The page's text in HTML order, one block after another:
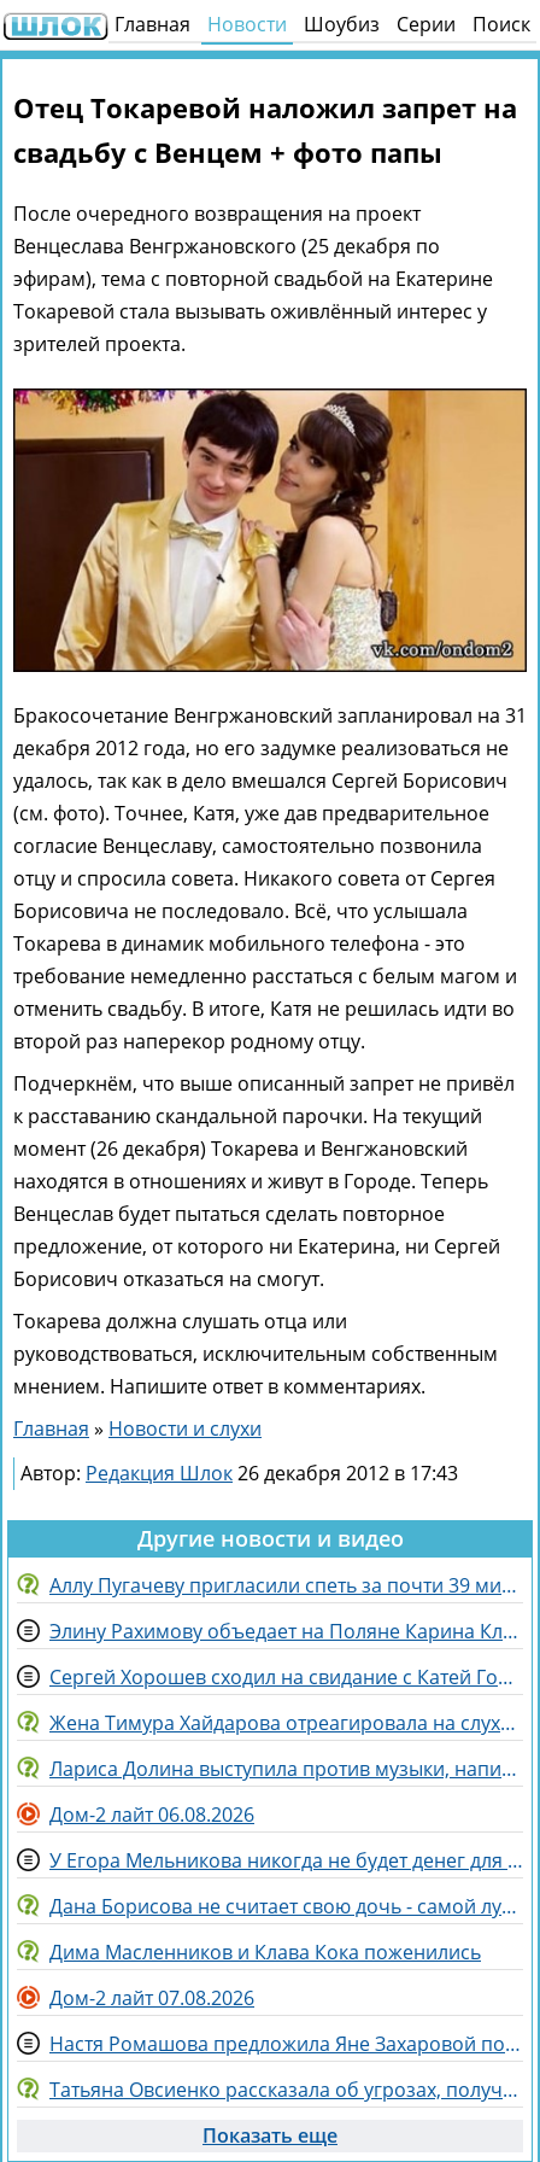
Главная Новости Шоубиз Серии Поиск
Отец Токаревой наложил запрет на
свадьбу с Венцем + фото папы
После очередного возвращения на проект
Венцеслава Венгржановского (25 декабря по
эфирам), тема с повторной свадьбой на Екатерине
Токаревой стала вызывать оживлённый интерес у
зрителей проекта.
Бракосочетание Венгржановский запланировал на 31
декабря 2012 года, но его задумке реализоваться не
удалось, так как в дело вмешался Сергей Борисович
(см. фото). Точнее, Катя, уже дав предварительное
согласие Венцеславу, самостоятельно позвонила
отцу и спросила совета. Никакого совета от Сергея
Борисовича не последовало. Всё, что услышала
Токарева в динамик мобильного телефона - это
требование немедленно расстаться с белым магом и
отменить свадьбу. В итоге, Катя не решилась идти во
второй раз наперекор родному отцу.
Подчеркнём, что выше описанный запрет не привёл
к расставанию скандальной парочки. На текущий
момент (26 декабря) Токарева и Венгжановский
находятся в отношениях и живут в Городе. Теперь
Венцеслав будет пытаться сделать повторное
предложение, от которого ни Екатерина, ни Сергей
Борисович отказаться на смогут.
Токарева должна слушать отца или
руководствоваться, исключительным собственным
мнением. Напишите ответ в комментариях.
Главная » Новости и слухи
Автор: Редакция Шлок26 декабря 2012 в 17:43
Другие новости и видео
Аллу Пугачеву пригласили спеть за почти 39 миллионов рублей
Элину Рахимову объедает на Поляне Карина Клочкова
Сергей Хорошев сходил на свидание с Катей Гориной
Жена Тимура Хайдарова отреагировала на слухи о колдовстве
Лариса Долина выступила против музыки, написанной искусственным интеллектом
Дом-2 лайт 06.08.2026
У Егора Мельникова никогда не будет денег для Вероники Гракович
Дана Борисова не считает свою дочь - самой лучшей дочерью на свете
Дима Масленников и Клава Кока поженились
Дом-2 лайт 07.08.2026
Настя Ромашова предложила Яне Захаровой пожить у неё в гардеробной
Татьяна Овсиенко рассказала об угрозах, полученных мамой
Показать еще